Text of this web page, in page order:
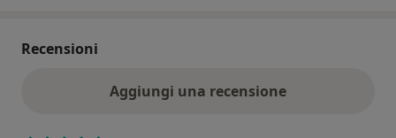
Recensioni
Aggiungi una recensione